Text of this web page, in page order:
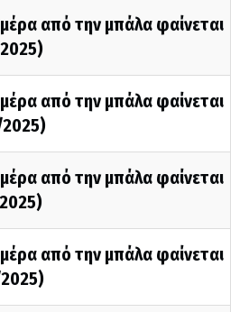
από την μπάλα φαίνεται
από την μπάλα φαίνεται
από την μπάλα φαίνεται
από την μπάλα φαίνεται